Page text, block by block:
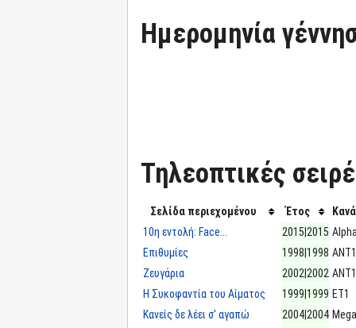
Ημερομηνία
Τηλεοπτικές
Σελίδα περιεχομένου Έτος
10η εντολή: Face...
2015|2015
Επιθυμίες
1998|1998 ΑΝΤ1
Ζευγάρια
2002|2002 ΑΝΤ1
Η Συκοφαντία του Αίματος
1999|1999 ΕΤ1
Κανείς δε λέει σ' αγαπώ
2004|2004 Mega